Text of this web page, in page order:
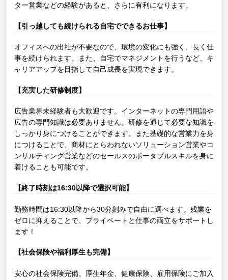
ター営業などの経験があると、さらに有利になります。
【引っ越しても続けられる自宅でできるお仕事】
オフィスへの出社が不要なので、環境の変化にも強く、長く仕
事を続けられます。また、自宅でマネジメントを行うなど、キ
ャリアアップを目指して自己成長を実現できます。
【充実した研修制度】
広告業界未経験者も大歓迎です。インターネットの専門用語や
広告の専門知識は必要ありません。研修を通じて必要な知識を
しっかり身につけることができます。また基礎的な営業力を身
につけることで、商材にとらわれないソリューション営業やコ
ンサルティング営業などのセールスのポータブルスキルを身に
着けることも可能です。
【終了時刻は16:30以降で選択可能】
勤務時間は16:30以降から30分刻みで自由に選べます。残業を
ゼロに抑えることで、プライベートと仕事の両立をサポートし
ます！
【社会保険や福利厚生も完備】
安心の社会保険完備。厚生年金、健康保険、雇用保険にご加入